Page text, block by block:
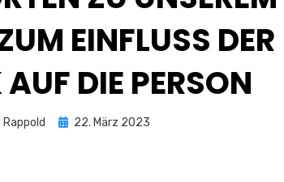
EINFLUSS DER
DIE PERSON
Rappold
Posted
22. März 2023